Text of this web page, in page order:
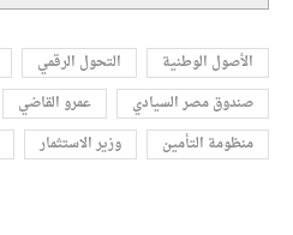
الأصول الوطنية التحول الرقمي
صندوق مصر السيادي
عمرو القاضي
منظومة التأمين
وزير الاستثمار